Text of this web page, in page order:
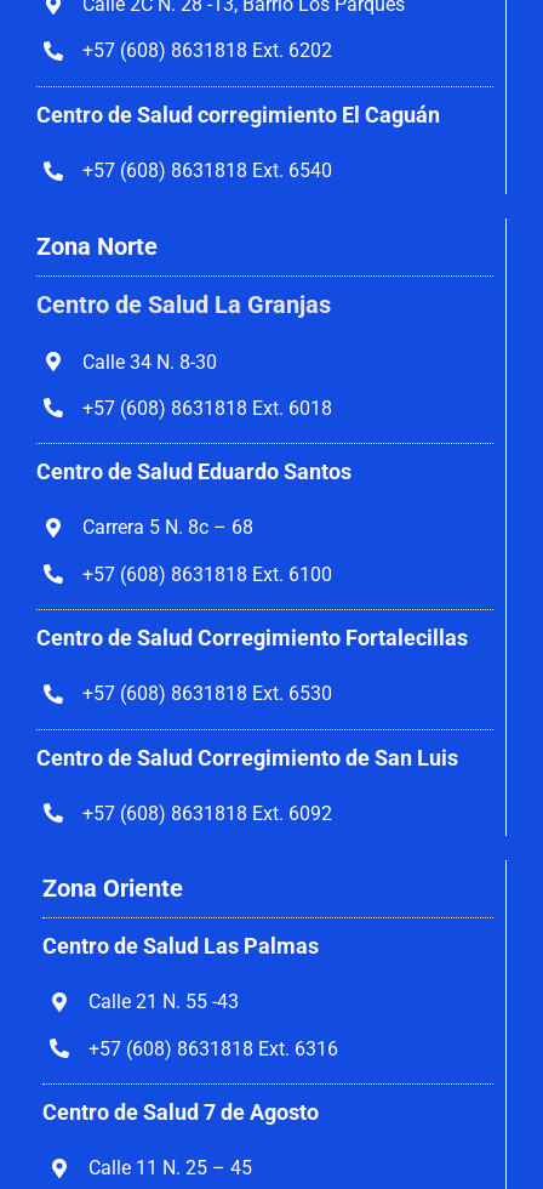
+57 (608) 8631818 Ext. 6202
Centro de Salud corregimiento El Caguán
+57 (608) 8631818 Ext. 6540
Zona Norte
Centro de Salud La Granjas
Calle 34 N. 8-30
+57 (608) 8631818 Ext. 6018
Centro de Salud Eduardo Santos
Carrera 5 N. 8c – 68
+57 (608) 8631818 Ext. 6100
Centro de Salud Corregimiento Fortalecillas
+57 (608) 8631818 Ext. 6530
Centro de Salud Corregimiento de San Luis
+57 (608) 8631818 Ext. 6092
Zona Oriente
Centro de Salud Las Palmas
Calle 21 N. 55 -43
+57 (608) 8631818 Ext. 6316
Centro de Salud 7 de Agosto
Calle 11 N. 25 – 45